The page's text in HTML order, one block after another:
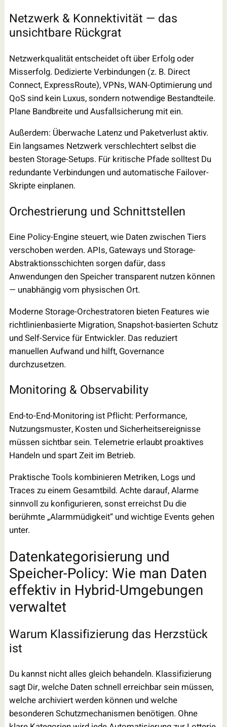
Netzwerk & Konnektivität — das
unsichtbare Rückgrat
Netzwerkqualität entscheidet oft über Erfolg oder
Misserfolg. Dedizierte Verbindungen (z. B. Direct
Connect, ExpressRoute), VPNs, WAN-Optimierung und
QoS sind kein Luxus, sondern notwendige Bestandteile.
Plane Bandbreite und Ausfallsicherung mit ein.
Außerdem: Überwache Latenz und Paketverlust aktiv.
Ein langsames Netzwerk verschlechtert selbst die
besten Storage-Setups. Für kritische Pfade solltest Du
redundante Verbindungen und automatische Failover-
Skripte einplanen.
Orchestrierung und Schnittstellen
Eine Policy-Engine steuert, wie Daten zwischen Tiers
verschoben werden. APIs, Gateways und Storage-
Abstraktionsschichten sorgen dafür, dass
Anwendungen den Speicher transparent nutzen können
— unabhängig vom physischen Ort.
Moderne Storage-Orchestratoren bieten Features wie
richtlinienbasierte Migration, Snapshot-basierten Schutz
und Self-Service für Entwickler. Das reduziert
manuellen Aufwand und hilft, Governance
durchzusetzen.
Monitoring & Observability
End-to-End-Monitoring ist Pflicht: Performance,
Nutzungsmuster, Kosten und Sicherheitsereignisse
müssen sichtbar sein. Telemetrie erlaubt proaktives
Handeln und spart Zeit im Betrieb.
Praktische Tools kombinieren Metriken, Logs und
Traces zu einem Gesamtbild. Achte darauf, Alarme
sinnvoll zu konfigurieren, sonst erreichst Du die
berühmte „Alarmmüdigkeit“ und wichtige Events gehen
unter.
Datenkategorisierung und
Speicher-Policy: Wie man Daten
effektiv in Hybrid-Umgebungen
verwaltet
Warum Klassifizierung das Herzstück
ist
Du kannst nicht alles gleich behandeln. Klassifizierung
sagt Dir, welche Daten schnell erreichbar sein müssen,
welche archiviert werden können und welche
besonderen Schutzmechanismen benötigen. Ohne